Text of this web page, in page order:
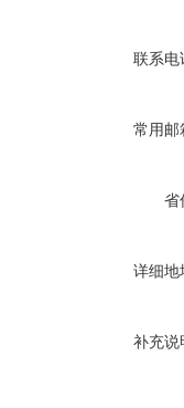
联系电
常用邮
省
详细地
补充说